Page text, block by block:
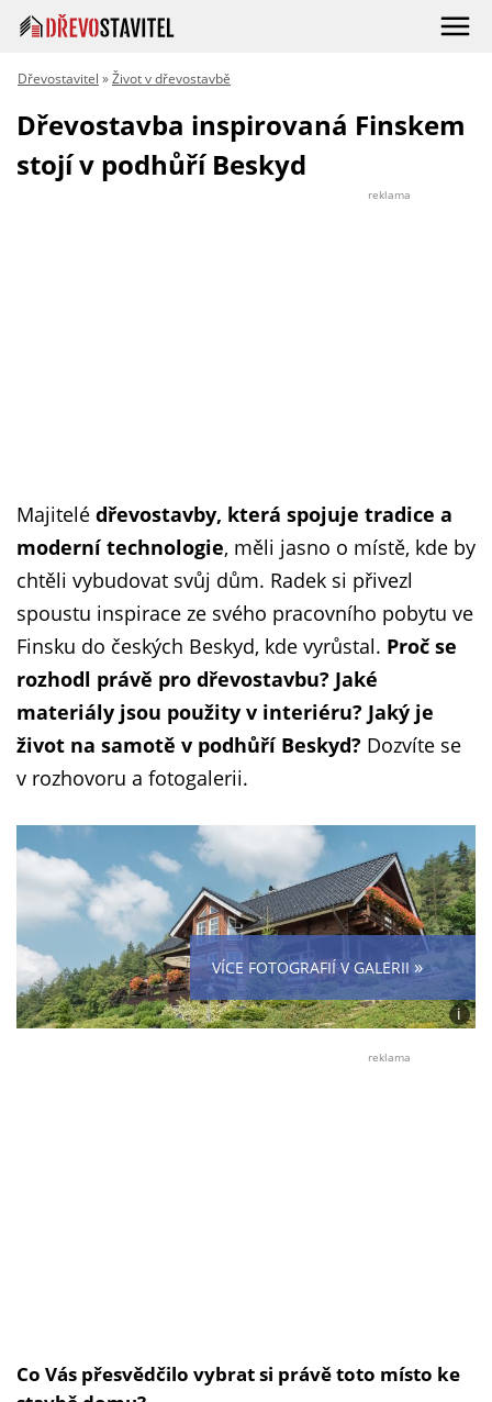
Dřevostavitel »Život v dřevostavbě
Dřevostavba inspirovaná Finskem
stojí v podhůří Beskyd
reklama
Majitelé dřevostavby, která spojuje tradice a
moderní technologie, měli jasno o místě, kde by
chtěli vybudovat svůj dům. Radek si přivezl
spoustu inspirace ze svého pracovního pobytu ve
Finsku do českých Beskyd, kde vyrůstal. Proč se
rozhodl právě pro dřevostavbu? Jaké
materiály jsou použity v interiéru? Jaký je
život na samotě v podhůří Beskyd? Dozvíte se
v rozhovoru a fotogalerii.
VÍCE FOTOGRAFIÍ V GALERII »
i
Foto:
reklama
Co Vás přesvědčilo vybrat si právě toto místo ke